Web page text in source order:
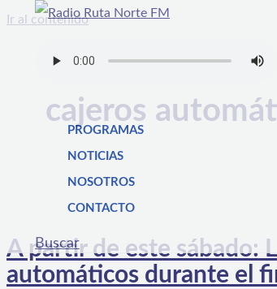
Ir al contenido
PROGRAMAS
NOTICIAS
NOSOTROS
CONTACTO
Buscar
cajeros
A partir de este sábado:
automáticos durante el